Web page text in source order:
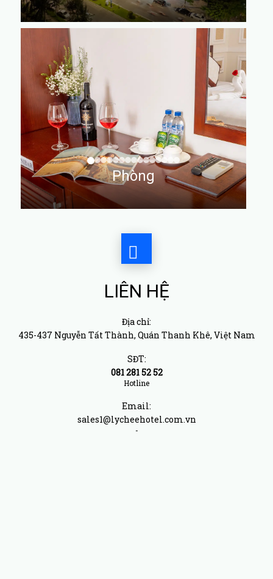
Phòng
LIÊN HỆ
Địa chỉ:
435-437 Nguyễn Tất Thành, Quán Thanh Khê, Việt Nam
SĐT:
081 281 52 52
Hotline
Email:
sales1@lycheehotel.com.vn
-